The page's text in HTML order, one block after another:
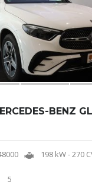
BENZ
198 kW - 270
5